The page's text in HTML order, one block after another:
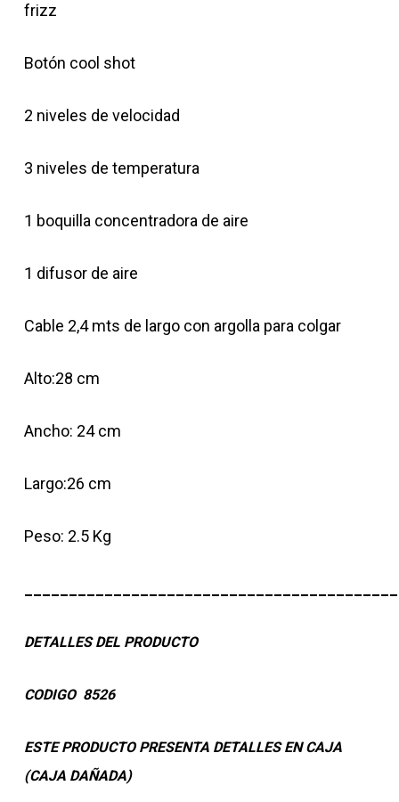
frizz
Botón cool shot
2 niveles de velocidad
3 niveles de temperatura
1 boquilla concentradora de aire
1 difusor de aire
Cable 2,4 mts de largo con argolla para colgar
Alto:28 cm
Ancho: 24 cm
Largo:26 cm
Peso: 2.5 Kg
DETALLES DEL PRODUCTO
CODIGO 8526
ESTE PRODUCTO PRESENTA DETALLES EN CAJA
(CAJA DAÑADA)